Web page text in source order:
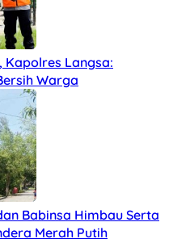
Kapolres Langsa:
Warga
Babinsa Himbau Serta
Merah Putih